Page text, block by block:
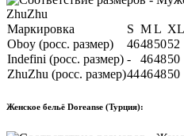
Маркировка S ML XL
Oboy (росс. размер)
46485052
Indefini (росс. размер) - 464850
ZhuZhu (росс. размер)44464850
Женское бельё Doreanse (Турция):